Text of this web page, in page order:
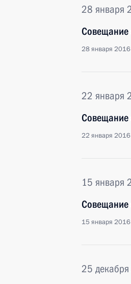
28 января
Совещание
28 января
22 января
Совещание
22 января
15 января
Совещание
15 января
25